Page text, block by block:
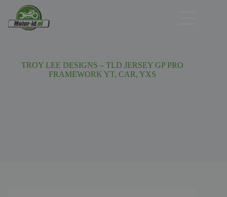
TROY LEE DESIGNS – TLD JERSEY GP PRO
FRAMEWORK YT, CAR, YXS